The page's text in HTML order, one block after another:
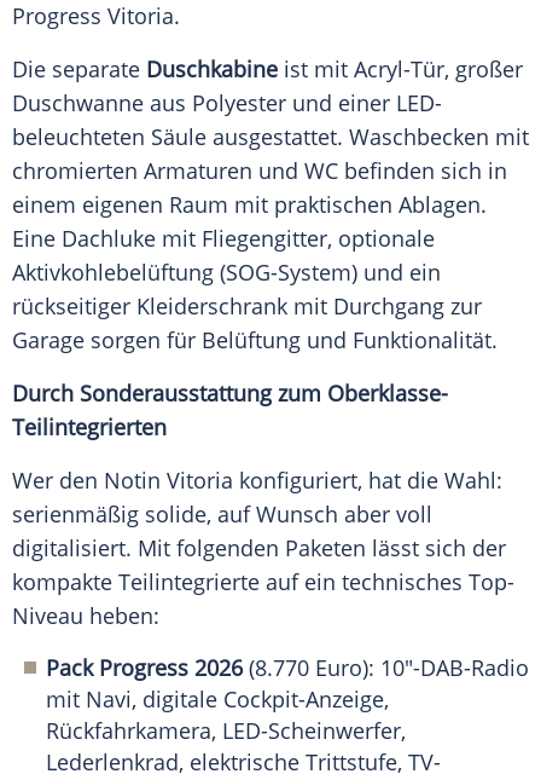
Progress Vitoria.
Die separate Duschkabine ist mit Acryl-Tür, großer
Duschwanne aus Polyester und einer LED-
beleuchteten Säule ausgestattet. Waschbecken mit
chromierten Armaturen und WC befinden sich in
einem eigenen Raum mit praktischen Ablagen.
Eine Dachluke mit Fliegengitter, optionale
Aktivkohlebelüftung (SOG-System) und ein
rückseitiger Kleiderschrank mit Durchgang zur
Garage sorgen für Belüftung und Funktionalität.
Durch Sonderausstattung zum Oberklasse-
Teilintegrierten
Wer den Notin Vitoria konfiguriert, hat die Wahl:
serienmäßig solide, auf Wunsch aber voll
digitalisiert. Mit folgenden Paketen lässt sich der
kompakte Teilintegrierte auf ein technisches Top-
Niveau heben:
Pack Progress 2026(8.770 Euro): 10"-DAB-Radio
mit Navi, digitale Cockpit-Anzeige,
Rückfahrkamera, LED-Scheinwerfer,
Lederlenkrad, elektrische Trittstufe, TV-